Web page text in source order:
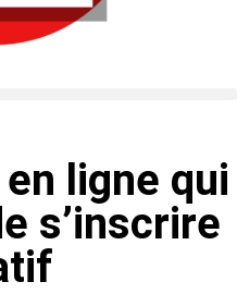
ligne qui
s’inscrire